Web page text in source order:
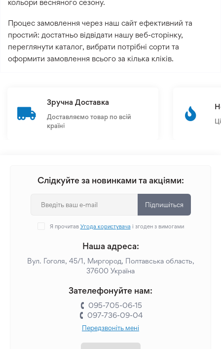
кольори весняного сезону.
Процес замовлення через наш сайт ефективний та
простий: достатньо відвідати нашу веб-сторінку,
переглянути каталог, вибрати потрібні сорти та
оформити замовлення всього за кілька кліків.
Зручна Доставка
Доставляємо товар по всій
країні
Слідкуйте за новинками та акціями:
Підпишіться
Я прочитав Угода користувача і згоден з вимогами
Наша адреса:
Вул. Гоголя, 45/1, Миргород, Полтавська область,
37600 Україна
Зателефонуйте нам:
095-705-06-15
097-736-09-04
Передзвоніть мені